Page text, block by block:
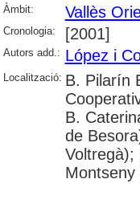
Àmbit: Vallès
Cronologia: [2001]
Autors add.: López i
Localització: B. Pilarín
B.
de
Voltregà);